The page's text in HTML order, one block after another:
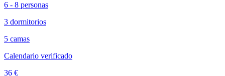
6 - 8 personas
3 dormitorios
5 camas
Calendario verificado
36 €